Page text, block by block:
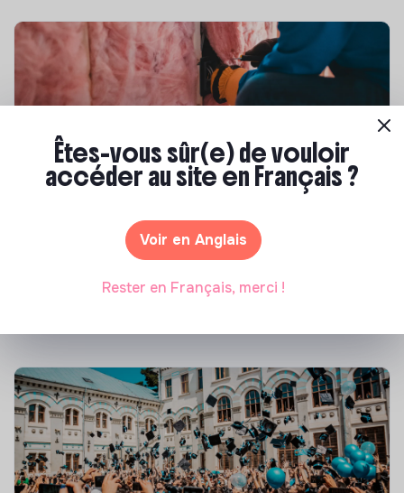
Top 8 des formations en rénovation
énergétique des bâtiments
21 janvier 2025
Êtes-vous sûr(e) de vouloir
accéder au site en Français ?
Voir en Anglais
Rester en Français, merci !